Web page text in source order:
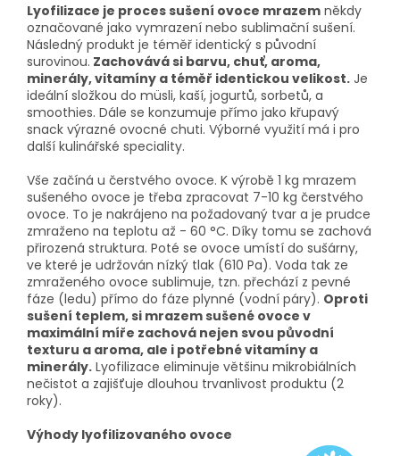
Lyofilizace je proces sušení ovoce mrazem někdy
označované jako vymrazení nebo sublimační sušení.
Následný produkt je téměř identický s původní
surovinou. Zachovává si barvu, chuť, aroma,
minerály, vitamíny a téměř identickou velikost. Je
ideální složkou do müsli, kaší, jogurtů, sorbetů, a
smoothies. Dále se konzumuje přímo jako křupavý
snack výrazné ovocné chuti. Výborné využití má i pro
další kulinářské speciality.
Vše začíná u čerstvého ovoce. K výrobě 1 kg mrazem
sušeného ovoce je třeba zpracovat 7-10 kg čerstvého
ovoce. To je nakrájeno na požadovaný tvar a je prudce
zmraženo na teplotu až - 60 °C. Díky tomu se zachová
přirozená struktura. Poté se ovoce umístí do sušárny,
ve které je udržován nízký tlak (610 Pa). Voda tak ze
zmraženého ovoce sublimuje, tzn. přechází z pevné
fáze (ledu) přímo do fáze plynné (vodní páry). Oproti
sušení teplem, si mrazem sušené ovoce v
maximální míře zachová nejen svou původní
texturu a aroma, ale i potřebné vitamíny a
minerály. Lyofilizace eliminuje většinu mikrobiálních
nečistot a zajišťuje dlouhou trvanlivost produktu (2
roky).
Výhody lyofilizovaného ovoce